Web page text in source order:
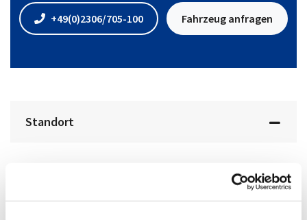
+49(0)2306/705-100 Fahrzeug anfragen
Standort